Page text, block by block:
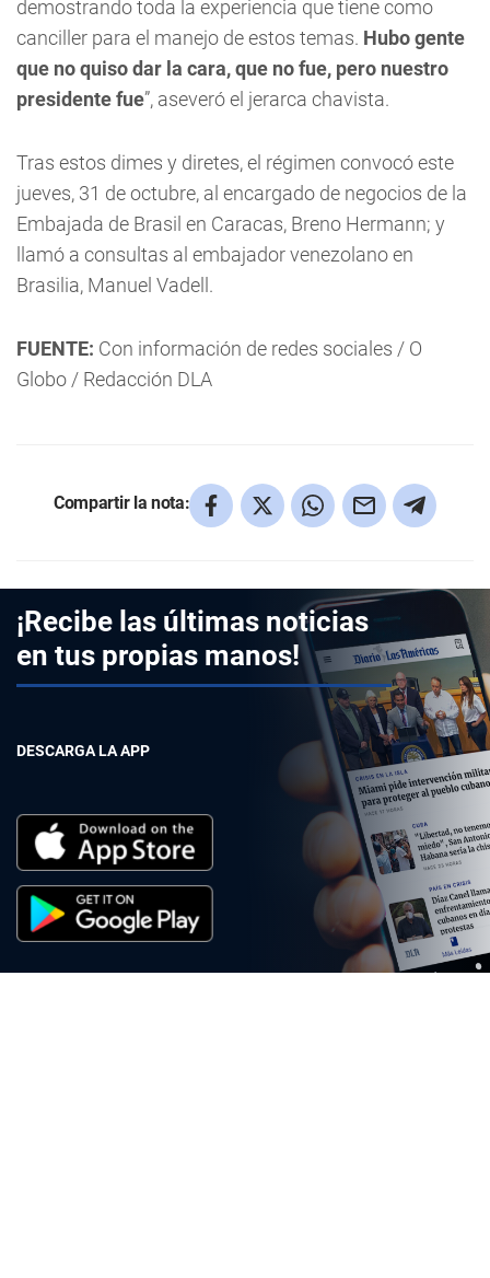
demostrando toda la experiencia que tiene como
canciller para el manejo de estos temas. Hubo gente
que no quiso dar la cara, que no fue, pero nuestro
presidente fue”, aseveró el jerarca chavista.
Tras estos dimes y diretes, el régimen convocó este
jueves, 31 de octubre, al encargado de negocios de la
Embajada de Brasil en Caracas, Breno Hermann; y
llamó a consultas al embajador venezolano en
Brasilia, Manuel Vadell.
FUENTE: Con información de redes sociales / O
Globo / Redacción DLA
Compartir la nota:
¡Recibe las últimas noticias
en tus propias manos!
DESCARGA LA APP